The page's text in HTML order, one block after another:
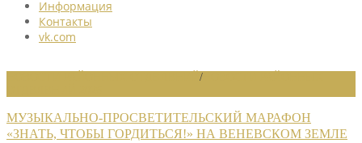
Информация
Контакты
vk.com
/
МУЗЫКАЛЬНО-ПРОСВЕТИТЕЛЬСКИЙ МАРАФОН
«ЗНАТЬ, ЧТОБЫ ГОРДИТЬСЯ!» НА ВЕНЕВСКОМ ЗЕМЛЕ